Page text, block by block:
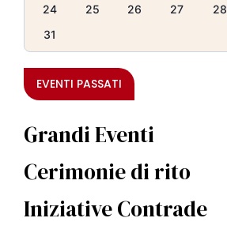
24
25 26 27 28
31
EVENTI PASSATI
Grandi Eventi
Cerimonie di rito
Iniziative Contrade